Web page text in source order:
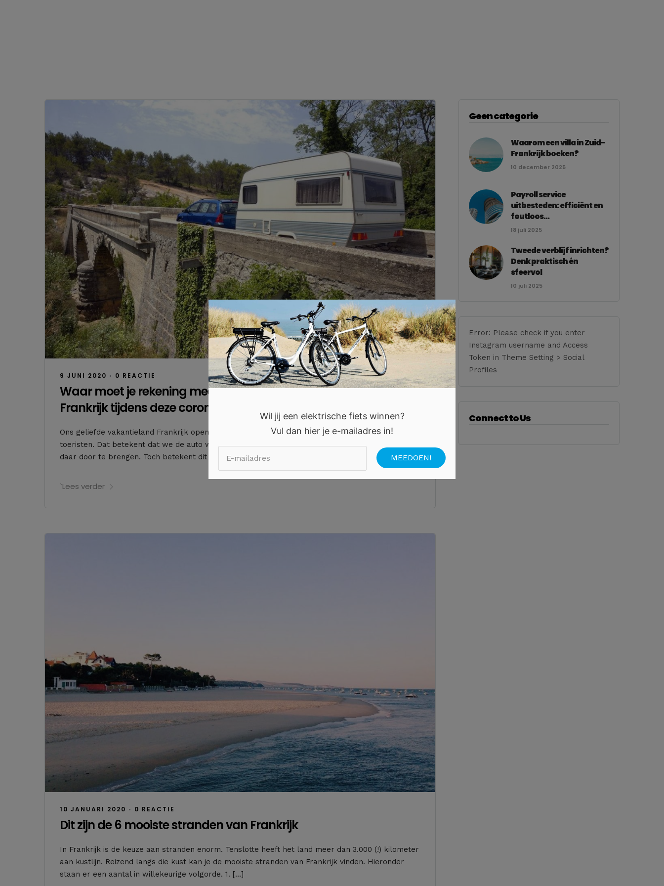
9 JUNI 2020 • 0 REACTIE
Waar moet je rekening mee houden bij een autovakantie naar
Frankrijk tijdens deze coronazomer?
Ons geliefde vakantieland Frankrijk opent de deuren en haar armen weer voor buitenlandse
toeristen. Dat betekent dat we de auto weer kunnen vol stoppen met bepakking om de zomer
daar door te brengen. Toch betekent dit niet dat alles zomaar […]
`Lees verder
10 JANUARI 2020 • 0 REACTIE
Dit zijn de 6 mooiste stranden van Frankrijk
In Frankrijk is de keuze aan stranden enorm. Tenslotte heeft het land meer dan 3.000 (!) kilometer
aan kustlijn. Reizend langs die kust kan je de mooiste stranden van Frankrijk vinden. Hieronder
staan er een aantal in willekeurige volgorde. 1. […]
Geen categorie
Waarom een villa in Zuid-
Frankrijk boeken?
10 december 2025
Payroll service
uitbesteden: efficiënt en
foutloos...
18 juli 2025
Tweede verblijf inrichten?
Denk praktisch én
sfeervol
10 juli 2025
Error: Please check if you enter
Instagram username and Access
Token in Theme Setting > Social
Profiles
Connect to Us
Wil jij een elektrische fiets winnen?
Vul dan hier je e-mailadres in!
×